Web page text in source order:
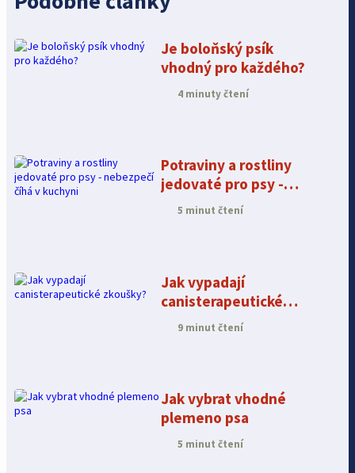
Je boloňský psík
vhodný pro každého?
4 minuty čtení
Potraviny a rostliny
jedovaté pro psy -
nebezpečí číhá v
5 minut čtení
Jak vypadají
canisterapeutické
zkoušky?
9 minut čtení
Jak vybrat vhodné
plemeno psa
5 minut čtení